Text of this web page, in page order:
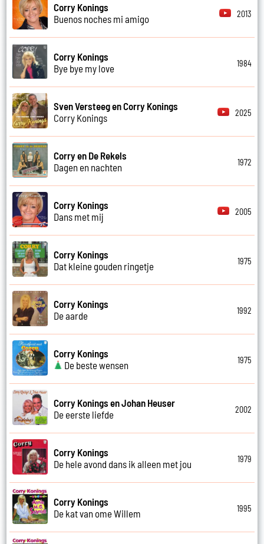
Corry Konings
Buenos noches mi amigo
2013
Corry Konings
Bye bye my love
1984
Sven Versteeg en Corry Konings
Corry Konings
2025
Corry en De Rekels
Dagen en nachten
1972
Corry Konings
Dans met mij
2005
Corry Konings
Dat kleine gouden ringetje
1975
Corry Konings
De aarde
1992
Corry Konings
De beste wensen
1975
Corry Konings en Johan Heuser
De eerste liefde
2002
Corry Konings
De hele avond dans ik alleen met jou
1979
Corry Konings
De kat van ome Willem
1995